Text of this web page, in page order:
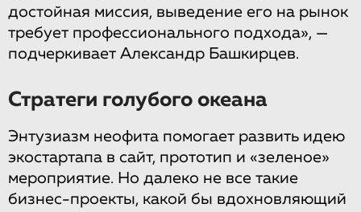
достойная миссия, выведение его на рынок
требует профессионального подхода», —
подчеркивает Александр Башкирцев.
Стратеги голубого океана
Энтузиазм неофита помогает развить идею
экостартапа в сайт, прототип и «зеленое»
мероприятие. Но далеко не все такие
бизнес-проекты, какой бы вдохновляющий